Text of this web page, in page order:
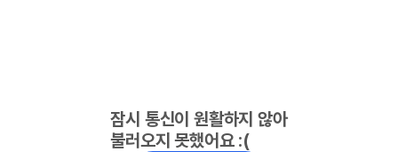
잠시 통신이 원활하지 않아
불러오지 못했어요 :(